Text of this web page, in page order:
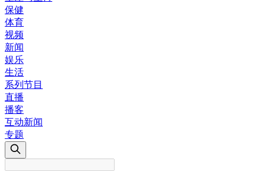
保健
体育
视频
新闻
娱乐
生活
系列节目
直播
播客
互动新闻
专题